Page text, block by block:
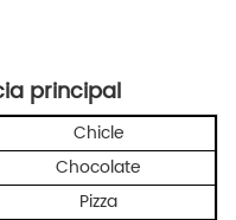
principal
Chicle
Chocolate
Pizza